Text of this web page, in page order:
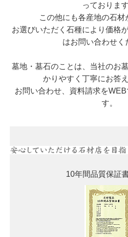
っております
この他にも各産地の石材
お選びいただく石種により価格
はお問い合わせく
墓地・墓石のことは、当社のお
かりやすく丁寧にお答
お問い合わせ、資料請求を
す。
10年間品質保証